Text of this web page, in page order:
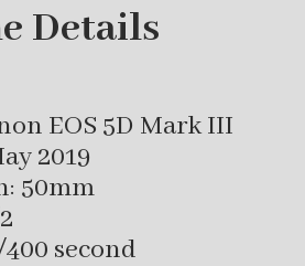
Details
EOS 5D Mark III
2019
50mm
second